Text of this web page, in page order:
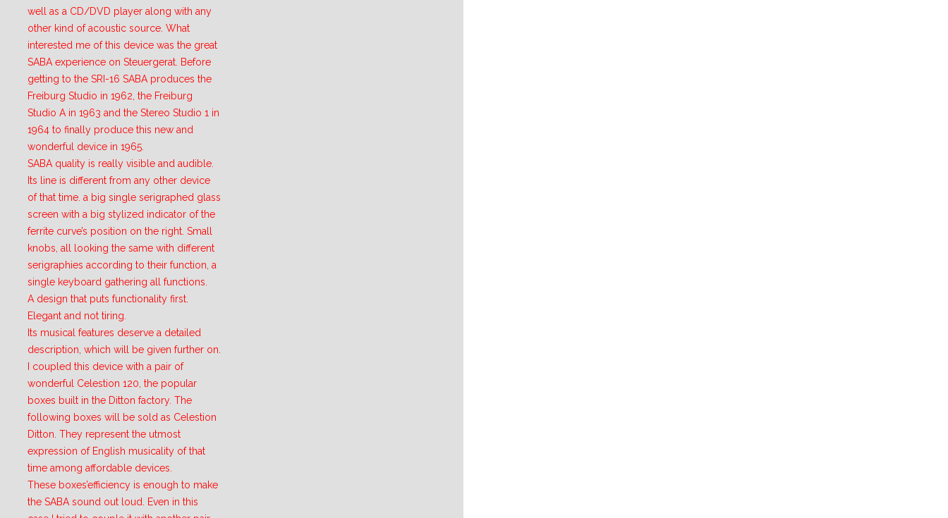
well as a CD/DVD player along with any
other kind of acoustic source. What
interested me of this device was the great
SABA experience on Steuergerat. Before
getting to the SRI-16 SABA produces the
Freiburg Studio in 1962, the Freiburg
Studio A in 1963 and the Stereo Studio 1 in
1964 to finally produce this new and
wonderful device in 1965.
SABA quality is really visible and audible.
Its line is different from any other device
of that time. a big single serigraphed glass
screen with a big stylized indicator of the
ferrite curve’s position on the right. Small
knobs, all looking the same with different
serigraphies according to their function, a
single keyboard gathering all functions.
A design that puts functionality first.
Elegant and not tiring.
Its musical features deserve a detailed
description, which will be given further on.
I coupled this device with a pair of
wonderful Celestion 120, the popular
boxes built in the Ditton factory. The
following boxes will be sold as Celestion
Ditton. They represent the utmost
expression of English musicality of that
time among affordable devices.
These boxes’efficiency is enough to make
the SABA sound out loud. Even in this